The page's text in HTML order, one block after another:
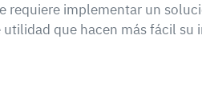
requiere implementar un
que hacen más fácil